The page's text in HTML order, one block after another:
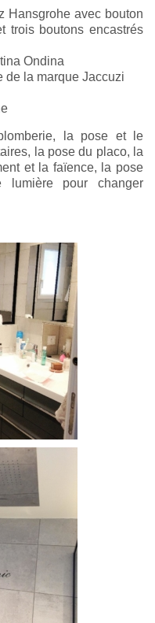
Hansgrohe avec bouton
trois boutons encastrés
Ondina
de la marque Jaccuzi
la pose et le
la pose du placo, la
et la faïence, la pose
lumière pour changer